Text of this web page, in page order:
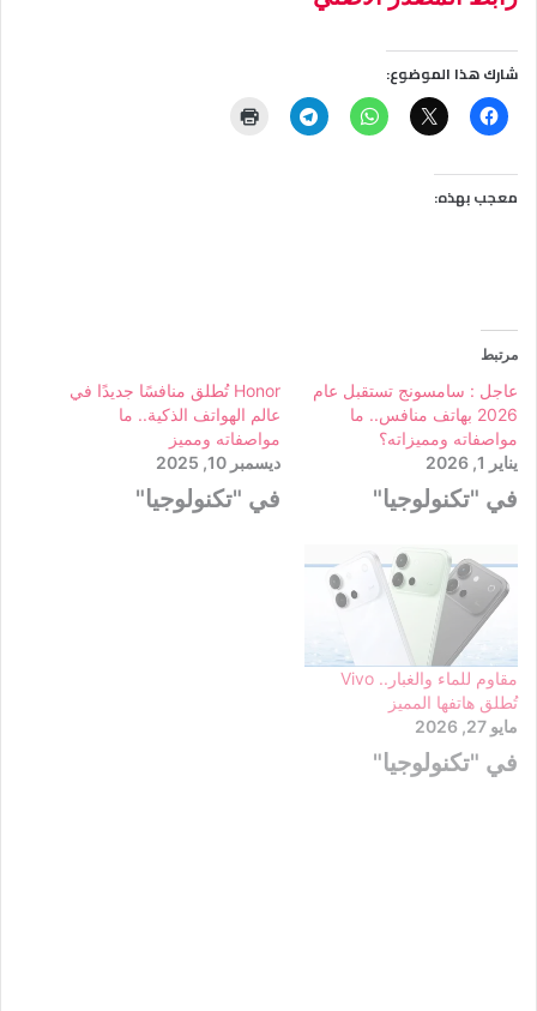
شارك هذا الموضوع:
معجب بهذه:
مرتبط
عاجل : سامسونج تستقبل عام
2026 بهاتف منافس.. ما
مواصفاته ومميزاته؟
يناير 1, 2026
في "تكنولوجيا"
Honor تُطلق منافسًا جديدًا في
عالم الهواتف الذكية.. ما
مواصفاته ومميز
ديسمبر 10, 2025
في "تكنولوجيا"
مقاوم للماء والغبار.. Vivo
تُطلق هاتفها المميز
مايو 27, 2026
في "تكنولوجيا"